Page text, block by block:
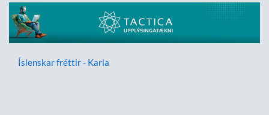
Íslenskar fréttir - Karla